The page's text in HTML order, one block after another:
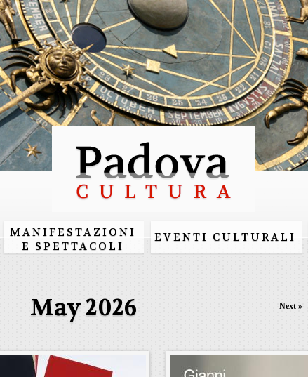
Skip to
main
content
MANIFESTAZIONI
E SPETTACOLI
EVENTI CULTURALI
May 2026 Next »